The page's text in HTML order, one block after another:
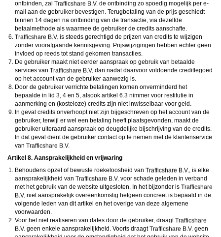
ontbinden, zal
de ontbinding zo spoedig mogelijk per e-
mail aan de gebruiker bevestigen. Terugbetaling van de prijs geschiedt
binnen 14 dagen na ontbinding van de transactie, via dezelfde
betaalmethode als waarmee de gebruiker de credits aanschafte.
is steeds gerechtigd de prijzen van credits te wijzigen
zonder voorafgaande kennisgeving. Prijswijzigingen hebben echter geen
invloed op reeds tot stand gekomen transacties.
De gebruiker maakt niet eerder aanspraak op gebruik van betaalde
services van
dan nadat daarvoor voldoende credittegoed
op het account van de gebruiker aanwezig is.
Door de gebruiker verrichte betalingen komen onverminderd het
bepaalde in lid 3, 4 en 5, alsook artikel 6.3 nimmer voor restitutie in
aanmerking en (kosteloze) credits zijn niet inwisselbaar voor geld.
In geval credits onverhoopt niet zijn bijgeschreven op het account van de
gebruiker, terwijl er wel een betaling heeft plaatsgevonden, maakt de
gebruiker uiteraard aanspraak op deugdelijke bijschrijving van de credits.
In dat geval dient de gebruiker contact op te nemen met de klantenservice
van
Artikel 8. Aansprakelijkheid en vrijwaring
Behoudens opzet of bewuste roekeloosheid van
, is elke
aansprakelijkheid van
voor schade geleden in verband
met het gebruik van de website uitgesloten. In het bijzonder is
niet aansprakelijk overeenkomstig hetgeen concreet is bepaald in de
volgende leden van dit artikel en het overige van deze algemene
voorwaarden.
Voor het niet realiseren van dates door de gebruiker, draagt
geen enkele aansprakelijkheid. Voorts draagt
geen